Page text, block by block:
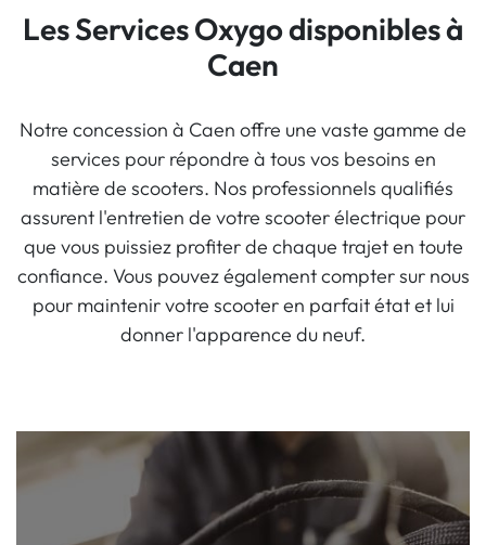
Les Services Oxygo disponibles à
Caen
Notre concession à Caen offre une vaste gamme de
services pour répondre à tous vos besoins en
matière de scooters. Nos professionnels qualifiés
assurent l'entretien de votre scooter électrique pour
que vous puissiez profiter de chaque trajet en toute
confiance. Vous pouvez également compter sur nous
pour maintenir votre scooter en parfait état et lui
donner l'apparence du neuf.